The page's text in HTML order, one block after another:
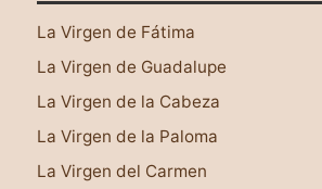
La Virgen de Fátima
La Virgen de Guadalupe
La Virgen de la Cabeza
La Virgen de la Paloma
La Virgen del Carmen